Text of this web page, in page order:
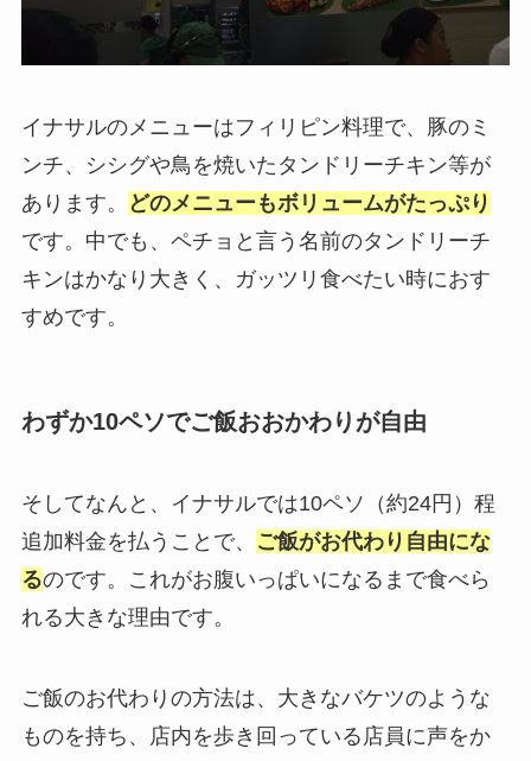
イナサルのメニューはフィリピン料理で、豚のミ
ンチ、シシグや鳥を焼いたタンドリーチキン等が
あります。
どのメニューもボリュームがたっぷり
です。中でも、ペチョと言う名前のタンドリーチ
キンはかなり大きく、ガッツリ食べたい時におす
すめです。
わずか10ペソでご飯おおかわりが自由
そしてなんと、イナサルでは10ペソ（約24円）程
追加料金を払うことで、
ご飯がお代わり自由にな
るのです。これがお腹いっぱいになるまで食べら
れる大きな理由です。
ご飯のお代わりの方法は、大きなバケツのような
ものを持ち、店内を歩き回っている店員に声をか